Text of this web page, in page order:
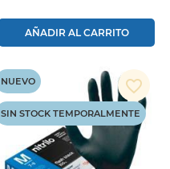
AÑADIR AL CARRITO
NUEVO
SIN STOCK TEMPORALMENTE
favorite_border